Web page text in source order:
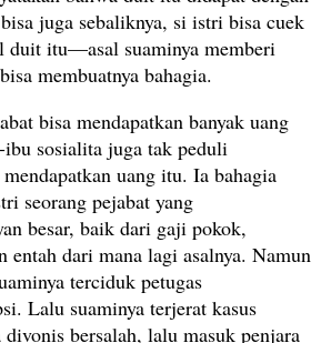
juga sebaliknya, si istri bisa cuek
duit itu—asal suaminya memberi
membuatnya bahagia.
bisa mendapatkan banyak uang
sosialita juga tak peduli
uang itu. Ia bahagia
seorang pejabat yang
besar, baik dari gaji pokok,
entah dari mana lagi asalnya. Namun
terciduk petugas
Lalu suaminya terjerat kasus
bersalah, lalu masuk penjara